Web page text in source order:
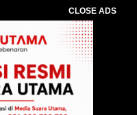
CLOSE ADS